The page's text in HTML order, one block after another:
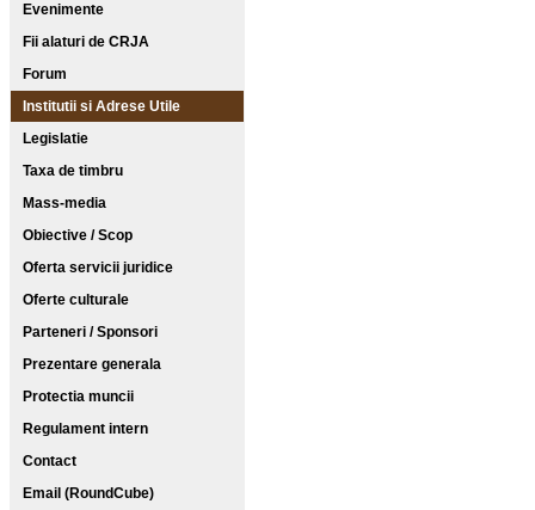
Evenimente
Fii alaturi de CRJA
Forum
Institutii si Adrese Utile
Legislatie
Taxa de timbru
Mass-media
Obiective / Scop
Oferta servicii juridice
Oferte culturale
Parteneri / Sponsori
Prezentare generala
Protectia muncii
Regulament intern
Contact
Email (RoundCube)